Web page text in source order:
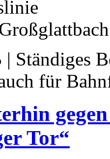
| Ständiges
für
Tor“